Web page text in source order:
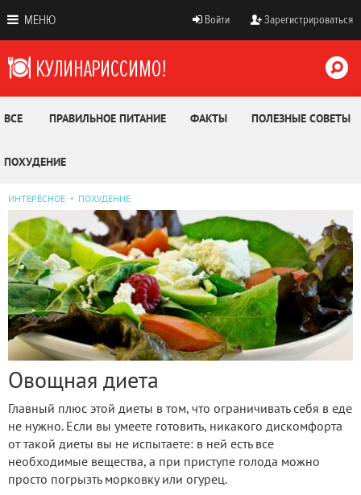
МЕНЮ Войти Зарегистрироваться
ВСЕ ПРАВИЛЬНОЕ ПИТАНИЕ ФАКТЫ ПОЛЕЗНЫЕ СОВЕТЫ
ПОХУДЕНИЕ
ИНТЕРЕСНОЕ ПОХУДЕНИЕ
Овощная диета
Главный плюс этой диеты в том, что ограничивать себя в еде
не нужно. Если вы умеете готовить, никакого дискомфорта
от такой диеты вы не испытаете: в ней есть все
необходимые вещества, а при приступе голода можно
просто погрызть морковку или огурец.